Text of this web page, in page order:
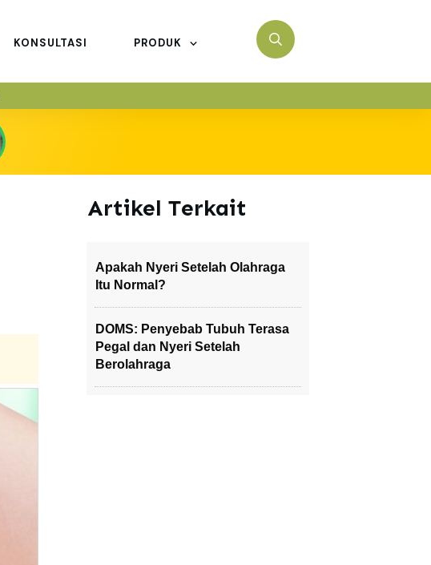
KONSULTASI PRODUK
Artikel Terkait
Apakah Nyeri Setelah Olahraga
Itu Normal?
DOMS: Penyebab Tubuh Terasa
Pegal dan Nyeri Setelah
Berolahraga